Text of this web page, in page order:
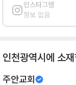
인스타그램
정보 없음
인천광역시 에 소
주안교회